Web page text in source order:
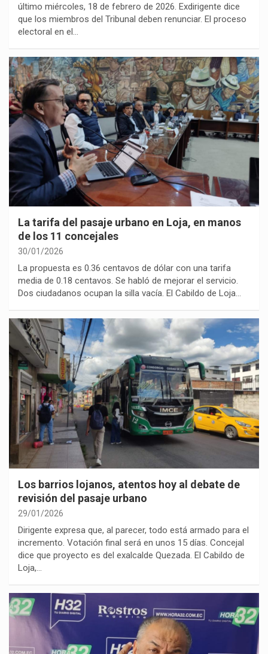
último miércoles, 18 de febrero de 2026. Exdirigente dice
que los miembros del Tribunal deben renunciar. El proceso
electoral en el…
La tarifa del pasaje urbano en Loja, en manos
de los 11 concejales
30/01/2026
La propuesta es 0.36 centavos de dólar con una tarifa
media de 0.18 centavos. Se habló de mejorar el servicio.
Dos ciudadanos ocupan la silla vacía. El Cabildo de Loja…
Los barrios lojanos, atentos hoy al debate de
revisión del pasaje urbano
29/01/2026
Dirigente expresa que, al parecer, todo está armado para el
incremento. Votación final será en unos 15 días. Concejal
dice que proyecto es del exalcalde Quezada. El Cabildo de
Loja,…